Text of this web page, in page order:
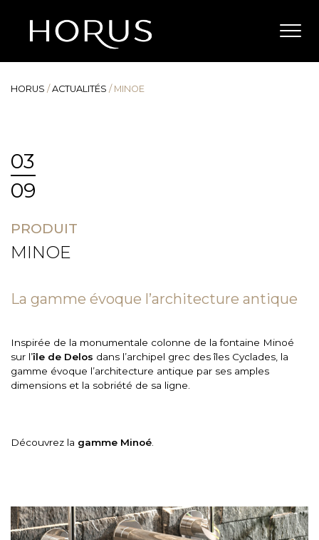
HORUS / ACTUALITÉS / MINOE
03
09
PRODUIT
MINOE
La gamme évoque l’architecture antique
Inspirée de la monumentale colonne de la fontaine Minoé
sur l’île de Delos dans l’archipel grec des îles Cyclades, la
gamme évoque l’architecture antique par ses amples
dimensions et la sobriété de sa ligne.
Découvrez la gamme Minoé